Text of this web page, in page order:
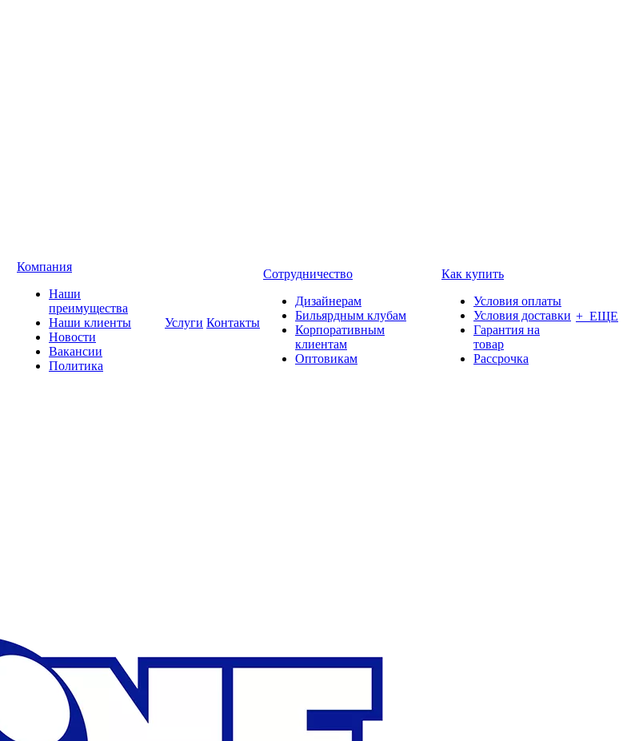
Компания
Наши
преимущества
Наши клиенты
Новости
Вакансии
Политика
Услуги Контакты
Сотрудничество
Дизайнерам
Бильярдным клубам
Корпоративным
клиентам
Оптовикам
Как купить
Условия оплаты
Условия доставки
Гарантия на
товар
Рассрочка
+ ЕЩЕ